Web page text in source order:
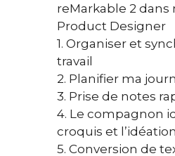
reMarkable 2 dans
Product Designer
1. Organiser et
travail
2. Planifier ma
3. Prise de notes
4. Le compagnon
croquis et l’idéation
5. Conversion de